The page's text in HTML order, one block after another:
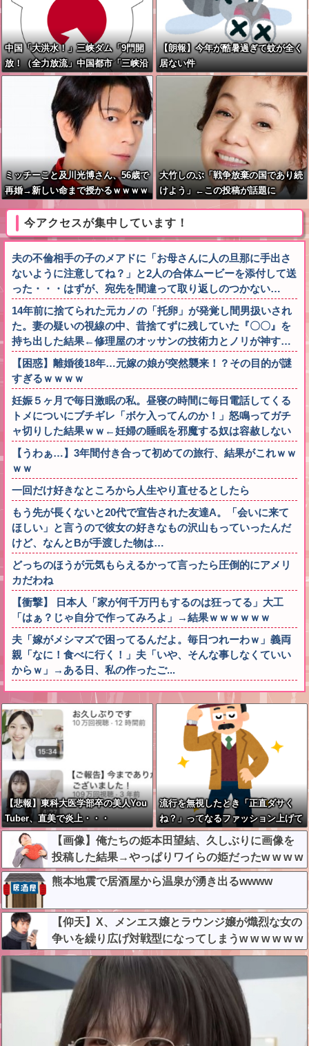
中国「大洪水！」三峡ダム「9門開
放！（全力放流」中国都市「三峡沿
線の道路水没」中国政府「高速道路
封鎖！」中国ダム「緊急放流に合わ
せて開門（土砂崩れ発生」→
【朗報】今年が酷暑過ぎて蚊が全く
居ない件
ミッチーこと及川光博さん、56歳で
再婚→新しい命まで授かるｗｗｗｗ
大竹しのぶ「戦争放棄の国であり続
けよう」←この投稿が話題に
今アクセスが集中しています！
夫の不倫相手の子のメアドに「お母さんに人の旦那に手出さ
ないように注意してね？」と2人の合体ムービーを添付して送
った・・・はずが、宛先を間違って取り返しのつかない…
14年前に捨てられた元カノの「托卵」が発覚し間男扱いされ
た。妻の疑いの視線の中、昔捨てずに残していた『〇〇』を
持ち出した結果←修理屋のオッサンの技術力とノリが神す…
【困惑】離婚後18年…元嫁の娘が突然襲来！？その目的が謎
すぎるｗｗｗｗ
妊娠５ヶ月で毎日激眠の私。昼寝の時間に毎日電話してくる
トメについにブチギレ「ボケ入ってんのか！」怒鳴ってガチ
ャ切りした結果ｗｗ←妊婦の睡眠を邪魔する奴は容赦しない
【うわぁ…】3年間付き合って初めての旅行、結果がこれｗｗ
ｗｗ
一回だけ好きなところから人生やり直せるとしたら
もう先が長くないと20代で宣告された友達A。「会いに来て
ほしい」と言うので彼女の好きなもの沢山もっていったんだ
けど、なんとBが手渡した物は…
どっちのほうが元気もらえるかって言ったら圧倒的にアメリ
カだわね
【衝撃】 日本人「家が何千万円もするのは狂ってる」大工
「はぁ？じゃ自分で作ってみろよ」→結果ｗｗｗｗｗｗ
夫「嫁がメシマズで困ってるんだよ。毎日つれーわｗ」義両
親「なに！食べに行く！」夫「いや、そんな事しなくていい
からｗ」→ある日、私の作ったご...
【悲報】東科大医学部卒の美人You
Tuber、直美で炎上・・・
流行を無視したとき「正直ダサく
ね？」ってなるファッション上げて
け
【画像】俺たちの姫本田望結、久しぶりに画像を
投稿した結果→やっぱりワイらの姫だったw w w w
w w w w w w
熊本地震で居酒屋から温泉が湧き出るwwww
【仰天】X、メンエス嬢とラウンジ嬢が熾烈な女の
争いを繰り広げ対戦型になってしまうw w w w w w
w w